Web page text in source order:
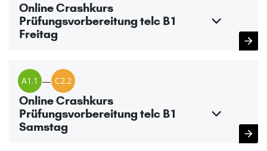
Online Crashkurs
Prüfungsvorbereitung telc B1
Freitag
A1.1 — C2.2
Online Crashkurs
Prüfungsvorbereitung telc B1
Samstag